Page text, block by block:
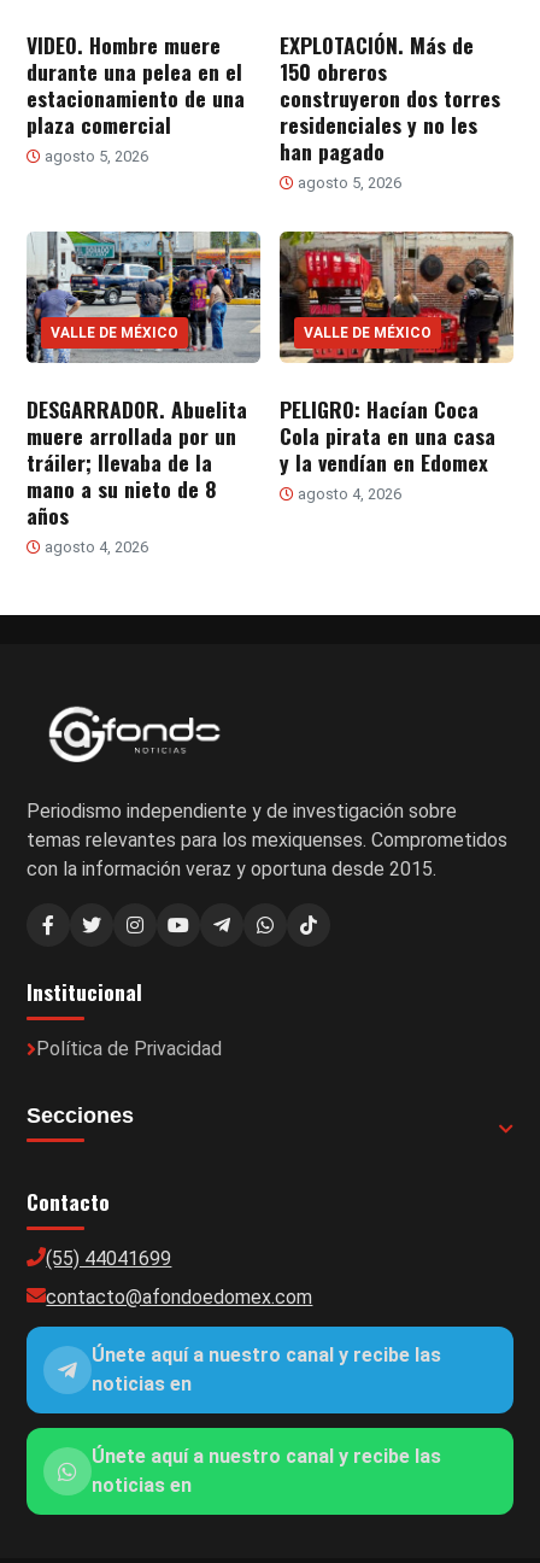
VIDEO. Hombre muere
durante una pelea en el
estacionamiento de una
plaza comercial
agosto 5, 2026
EXPLOTACIÓN. Más de
150 obreros
construyeron dos torres
residenciales y no les
han pagado
agosto 5, 2026
VALLE DE MÉXICO
DESGARRADOR. Abuelita
muere arrollada por un
tráiler; llevaba de la
mano a su nieto de 8
años
agosto 4, 2026
VALLE DE MÉXICO
PELIGRO: Hacían Coca
Cola pirata en una casa
y la vendían en Edomex
agosto 4, 2026
Periodismo independiente y de investigación sobre
temas relevantes para los mexiquenses. Comprometidos
con la información veraz y oportuna desde 2015.
Institucional
Política de Privacidad
Secciones
Contacto
(55) 44041699
contacto@afondoedomex.com
Únete aquí a nuestro canal y recibe las
noticias en
Únete aquí a nuestro canal y recibe las
noticias en